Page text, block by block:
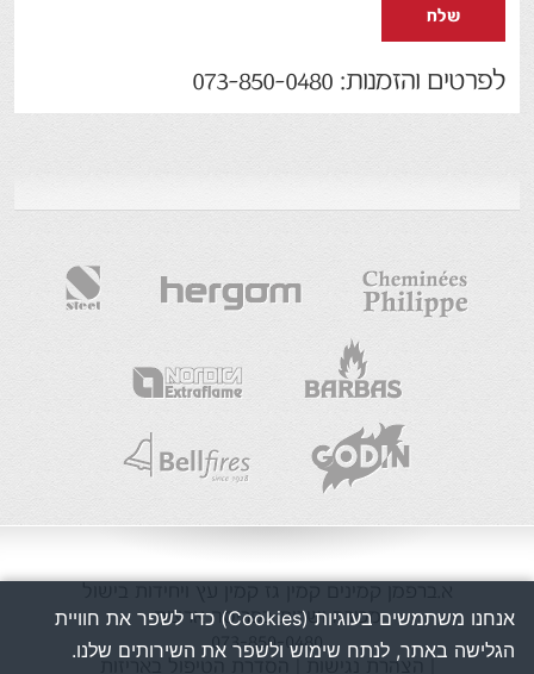
שלח
לפרטים והזמנות: 073-850-0480
מכירה ושרות בפריסה ארצית
073-850-0480
| הצהרת נגישות
אנחנו משתמשים בעוגיות (Cookies) כדי לשפר את חוויית
הגלישה באתר, לנתח שימוש ולשפר את השירותים שלנו.